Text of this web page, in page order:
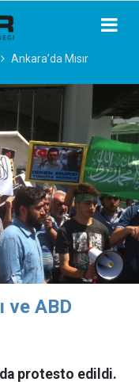
Ankara’da Mısır
ve ABD
protesto edildi.